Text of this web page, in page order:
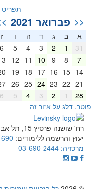
תפריט
<< פברואר 2021 >>
א ב ג ד ה
ז
31
1
2
3
4
5
6
7
8
9
10
11
12
13
14
15
16
17
18
19
20
21
22
23
24
25
26
27
28
1
2
3
4
5
6
דלג על אזור זה
רח' שושנה פרסיץ 15, תל אביב
יעוץ והרשמה ללימודים:
מרכזיה: 03-690-2444